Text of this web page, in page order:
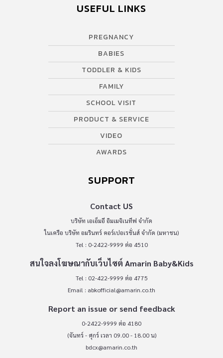
USEFUL LINKS
PREGNANCY
BABIES
TODDLER & KIDS
FAMILY
SCHOOL VISIT
PRODUCT & SERVICE
VIDEO
AWARDS
SUPPORT
Contact US
บริษัท เอเอ็มอี อิมเมจิเนทีฟ จำกัด
ในเครือ บริษัท อมรินทร์ คอร์เปอเรชั่นส์ จำกัด (มหาชน)
Tel : 0-2422-9999 ต่อ 4510
สนใจลงโฆษณากับเว็บไซต์ Amarin Baby&Kids
Tel : 02-422-9999 ต่อ 4775
Email : abkofficial@amarin.co.th
Report an issue or send feedback
0-2422-9999 ต่อ 4180
(จันทร์ - ศุกร์ เวลา 09.00 - 18.00 น)
bdcx@amarin.co.th